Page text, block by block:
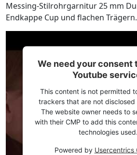
Messing-Stilrohrgarnitur 25 mm
Endkappe Cup und flachen Trägern.
We need your consent
Youtube
This content is not permitted
trackers that are not disclosed
The website owner needs to
with their CMP to add this
technologies used.
Powered by Usercentrics